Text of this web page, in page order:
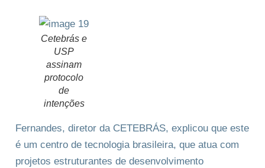
Cetebrás e
USP
assinam
protocolo
de
intenções
Fernandes, diretor da CETEBRÁS, explicou que este
é um centro de tecnologia brasileira, que atua com
projetos estruturantes de desenvolvimento